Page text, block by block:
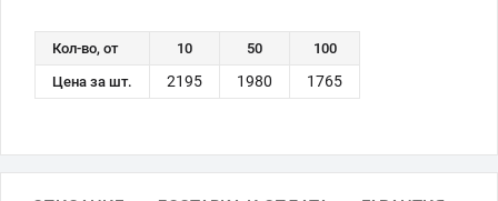
Кол-во, от 10 50
100
Цена за шт.
2195 1980 1765